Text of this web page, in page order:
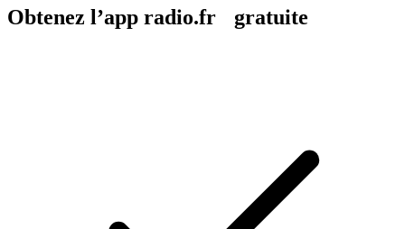
Obtenez l’app radio.fr gratuite